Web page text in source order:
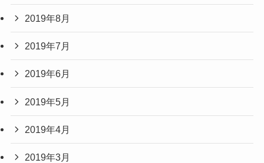
2019年8月
2019年7月
2019年6月
2019年5月
2019年4月
2019年3月